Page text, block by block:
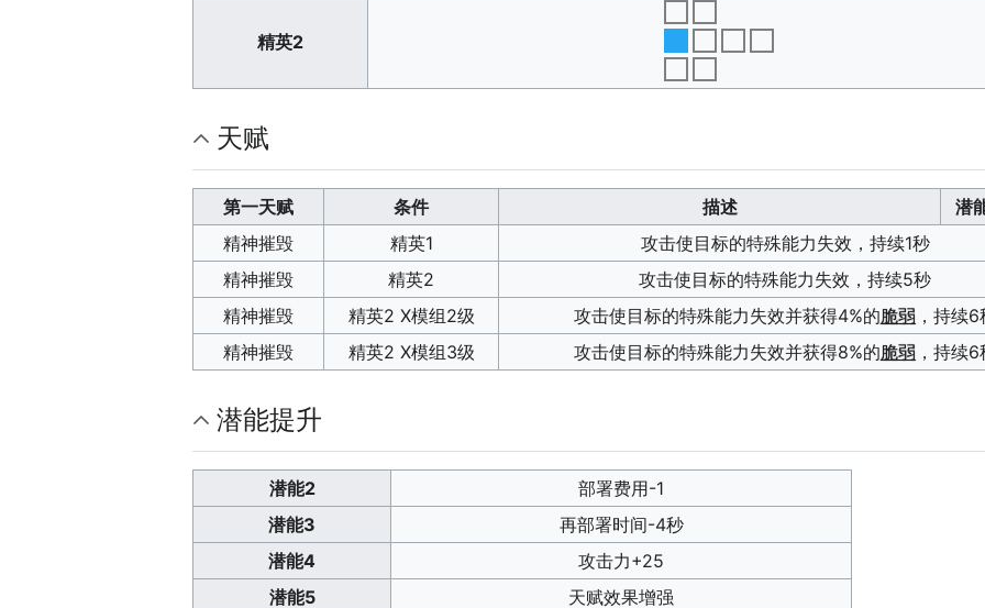
精英2
天赋
第一天赋 条件 描述
潜
精神摧毁
精英1
攻击使目标的特殊能力失效，持续1秒
精神摧毁
精英2
攻击使目标的特殊能力失效，持续5秒
精神摧毁
精英2 X模组2级 攻击使目标的特殊能力失效并获得4%的脆弱 ，持续6
精神摧毁
精英2 X模组3级 攻击使目标的特殊能力失效并获得8%的脆弱 ，持续6
潜能提升
潜能2
部署费用-1
潜能3
再部署时间-4秒
潜能4
攻击力+25
潜能5
天赋效果增强